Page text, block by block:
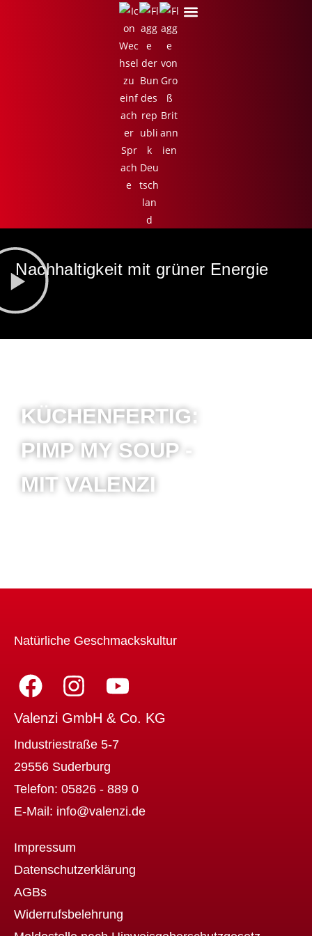
Nachhaltigkeit mit grüner Energie
KÜCHENFERTIG:
PIMP MY SOUP -
MIT VALENZI
Natürliche Geschmackskultur
Valenzi GmbH & Co. KG
Industriestraße 5-7
29556 Suderburg
Telefon: 05826 - 889 0
E-Mail: info@valenzi.de
Impressum
Datenschutzerklärung
AGBs
Widerrufsbelehrung